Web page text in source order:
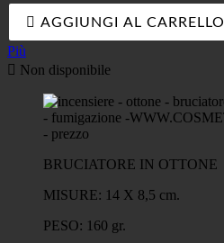
AGGIUNGI AL CARRELLO
Più
 Non disponibile
BRUCIATORE IN OTTONE
MISURE: 14 X 8,5 cm.
PESO: 160 gr.